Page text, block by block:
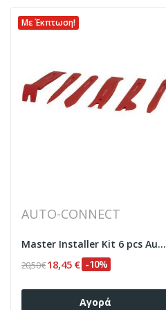
Με Έκπτωση!
AUTO-CONNECT
Master Installer Kit 6 pcs Auto-Connect 720MINKIT6
20,50 €18,45 € -10%
Αγορά